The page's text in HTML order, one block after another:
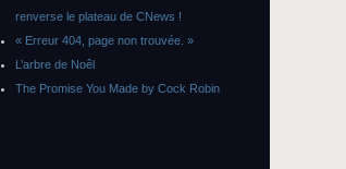
renverse le plateau de CNews !
« Erreur 404, page non trouvée. »
L’arbre de Noêl
The Promise You Made by Cock Robin